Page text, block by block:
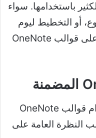
باستخدامها. سواء
أو التخطيط ليوم
العمل، أو متابعة المهام، فاطلع على قوالب OneNote
أحد أفضل الأماكن للبدء باستخدام قوالب OneNote
النظرة العامة على